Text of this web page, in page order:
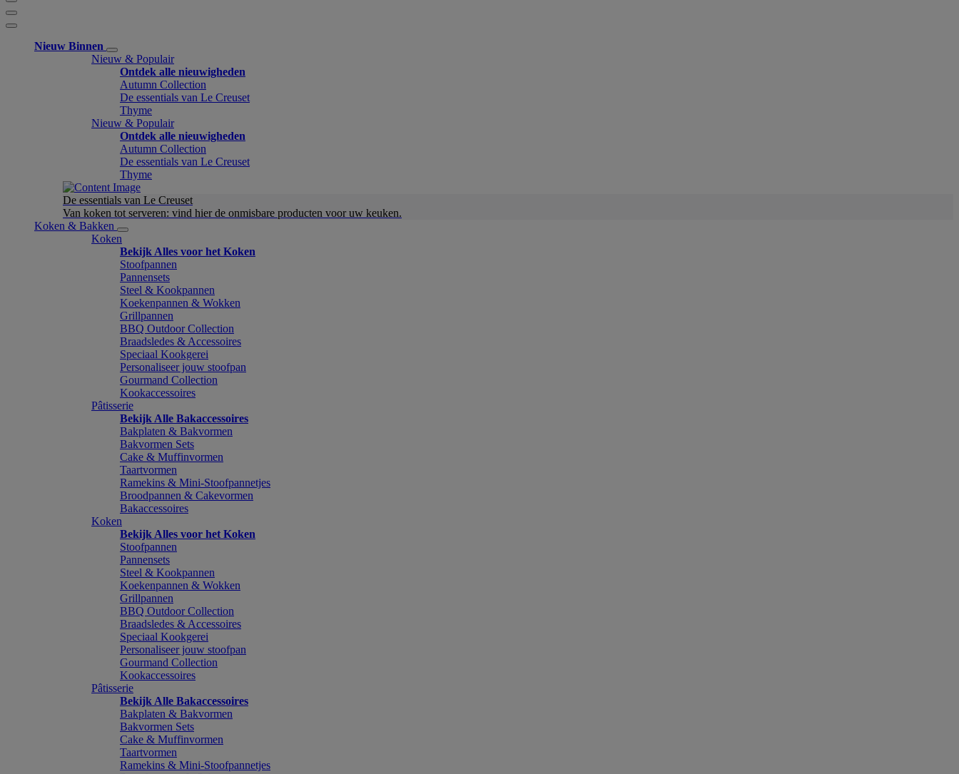
Nieuw Binnen
Nieuw & Populair
Ontdek alle nieuwigheden
Autumn Collection
De essentials van Le Creuset
Thyme
Nieuw & Populair
Ontdek alle nieuwigheden
Autumn Collection
De essentials van Le Creuset
Thyme
De essentials van Le Creuset
Van koken tot serveren: vind hier de onmisbare producten voor uw keuken.
Koken & Bakken
Koken
Bekijk Alles voor het Koken
Stoofpannen
Pannensets
Steel & Kookpannen
Koekenpannen & Wokken
Grillpannen
BBQ Outdoor Collection
Braadsledes & Accessoires
Speciaal Kookgerei
Personaliseer jouw stoofpan
Gourmand Collection
Kookaccessoires
Pâtisserie
Bekijk Alle Bakaccessoires
Bakplaten & Bakvormen
Bakvormen Sets
Cake & Muffinvormen
Taartvormen
Ramekins & Mini-Stoofpannetjes
Broodpannen & Cakevormen
Bakaccessoires
Koken
Bekijk Alles voor het Koken
Stoofpannen
Pannensets
Steel & Kookpannen
Koekenpannen & Wokken
Grillpannen
BBQ Outdoor Collection
Braadsledes & Accessoires
Speciaal Kookgerei
Personaliseer jouw stoofpan
Gourmand Collection
Kookaccessoires
Pâtisserie
Bekijk Alle Bakaccessoires
Bakplaten & Bakvormen
Bakvormen Sets
Cake & Muffinvormen
Taartvormen
Ramekins & Mini-Stoofpannetjes